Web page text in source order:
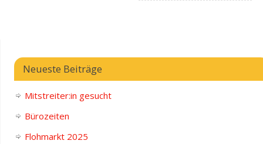
Neueste Beiträge
Mitstreiter:in gesucht
Bürozeiten
Flohmarkt 2025